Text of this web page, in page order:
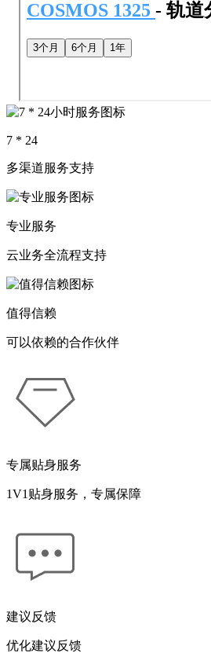
7 * 24
多渠道服务支持
专业服务
云业务全流程支持
值得信赖
可以依赖的合作伙伴
专属贴身服务
1V1贴身服务，专属保障
建议反馈
优化建议反馈